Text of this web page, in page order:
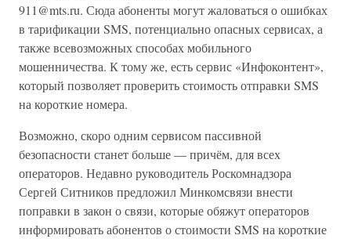
911@mts.ru. Сюда абоненты могут жаловаться о ошибках
в тарификации SMS, потенциально опасных сервисах, а
также всевозможных способах мобильного
мошенничества. К тому же, есть сервис «Инфоконтент»,
который позволяет проверить стоимость отправки SMS
на короткие номера.
Возможно, скоро одним сервисом пассивной
безопасности станет больше — причём, для всех
операторов. Недавно руководитель Роскомнадзора
Сергей Ситников предложил Минкомсвязи внести
поправки в закон о связи, которые обяжут операторов
информировать абонентов о стоимости SMS на короткие